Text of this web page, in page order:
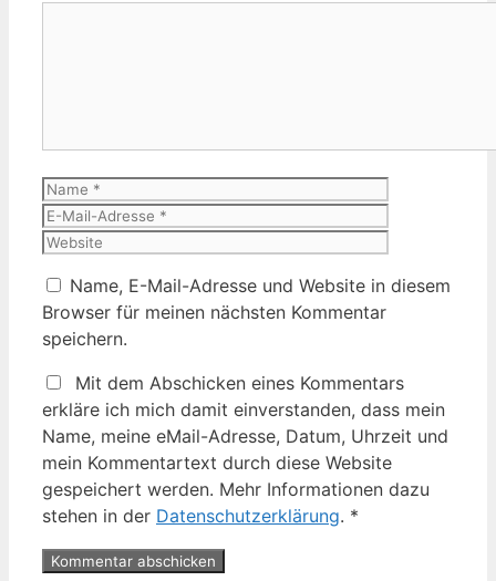
Name
Name, E-Mail-Adresse und Website in diesem
Browser für meinen nächsten Kommentar
speichern.
Mit dem Abschicken eines Kommentars
erkläre ich mich damit einverstanden, dass mein
Name, meine eMail-Adresse, Datum, Uhrzeit und
mein Kommentartext durch diese Website
gespeichert werden. Mehr Informationen dazu
stehen in der Datenschutzerklärung. *